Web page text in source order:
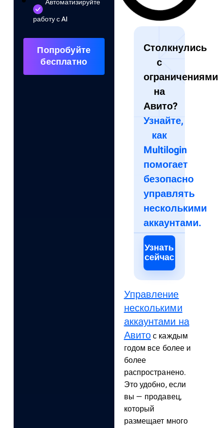
работу с AI
Попробуйте
бесплатно
Столкнулись
с
ограничениями
на
Авито?
Узнайте,
как
Multilogin
помогает
безопасно
управлять
несколькими
аккаунтами.
Узнать
сейчас
Управление
несколькими
аккаунтами на
Авитос каждым
годом все более и
более
распространено.
Это удобно, если
вы — продавец,
который
размещает много